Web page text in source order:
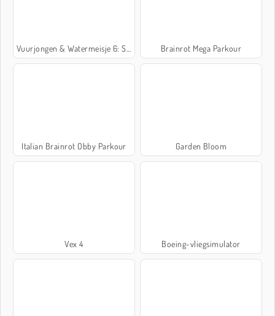
Vuurjongen & Watermeisje 6: Sprookje Brainrot Mega Parkour
Italian Brainrot Obby Parkour Garden Bloom
Vex 4 Boeing-vliegsimulator